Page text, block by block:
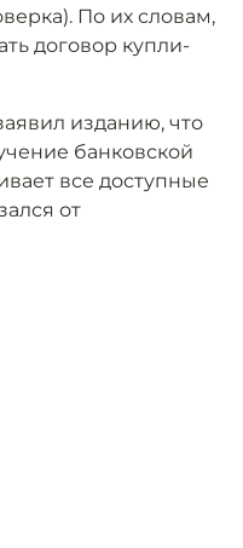
По их словам,
договор купли-
изданию, что
банковской
все доступные
от